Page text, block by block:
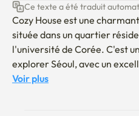
Ce texte a été traduit
Cozy House est une
située dans un quartier
l'université de Corée. C'est
explorer Séoul, avec un
commun qui permet aux
Voir plus